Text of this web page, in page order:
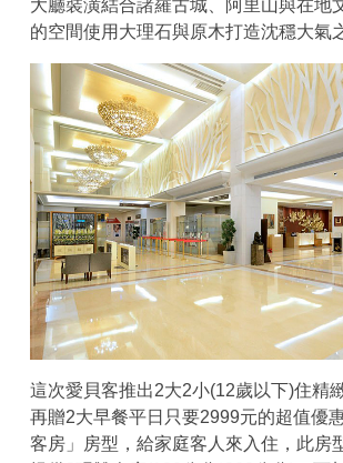
大廳裝潢結合諸羅古城、阿里山與在地
的空間使用大理石與原木打造沈穩大氣
這次愛貝客推出2大2小(12歲以下)住精
再贈2大早餐平日只要2999元的超值優
客房」房型，給家庭客人來入住，此房